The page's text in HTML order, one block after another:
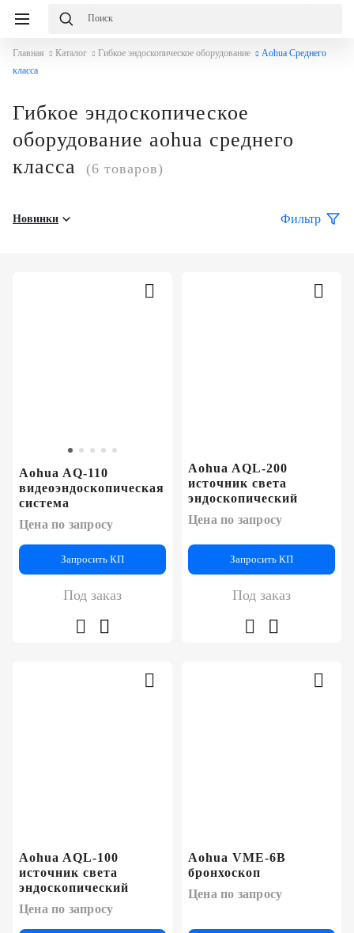
Главная Каталог Гибкое эндоскопическое оборудование
Aohua Среднего
класса
Гибкое эндоскопическое
оборудование aohua среднего
класса
(6 товаров)
Новинки Фильтр
Aohua AQ-110
видеоэндоскопическая
система
Цена по запросу
Запросить КП
Под заказ
Aohua AQL-200
источник света
эндоскопический
Цена по запросу
Запросить КП
Под заказ
Aohua AQL-100
источник света
эндоскопический
Цена по запросу
Aohua VME-6B
бронхоскоп
Цена по запросу